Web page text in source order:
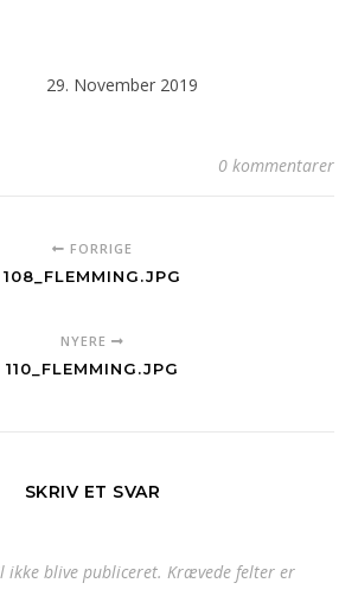
29. November 2019
0 kommentarer
FORRIGE
108_FLEMMING.JPG
NYERE
110_FLEMMING.JPG
SKRIV ET SVAR
ikke blive publiceret. Krævede felter er